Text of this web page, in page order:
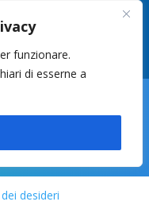
funzionare.
di esserne a
17
desideri